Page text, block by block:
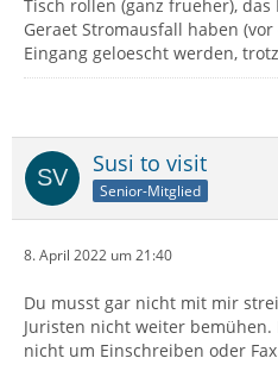
Tisch rollen (ganz frueher),
Geraet Stromausfall haben
Eingang geloescht werden,
Susi to visit
Senior-Mitglied
8. April 2022 um 21:40
Du musst gar nicht mit mir
Juristen nicht weiter
nicht um Einschreiben oder